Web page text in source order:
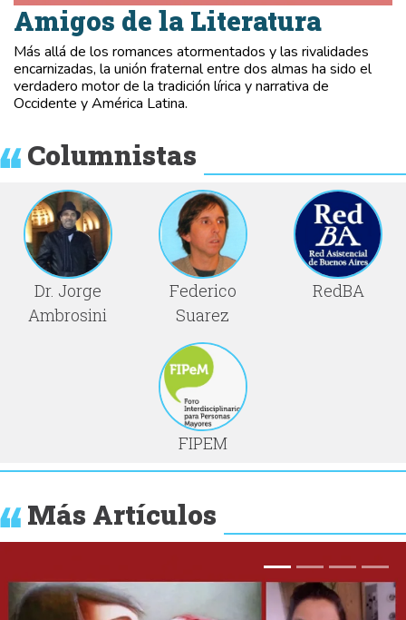
Amigos de la Literatura
Más allá de los romances atormentados y las rivalidades
encarnizadas, la unión fraternal entre dos almas ha sido el
verdadero motor de la tradición lírica y narrativa de
Occidente y América Latina.
Columnistas
Dr. Jorge
Ambrosini
Federico
Suarez
RedBA
FIPEM
Más Artículos